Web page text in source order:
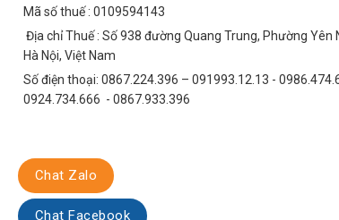
người tham gia giao thông.
5.2. Khu Công Nghiệp và Khu Chế Xuất
Với độ bền cao và khả năng hoạt động ổn định trong
sáng các khu công nghiệp, khu chế xuất.
Đèn M3 SMD 200W mang lại ánh sáng chất lượng
5.4. Bãi Đỗ Xe và Sân Vận Động
Mã số thuế : 0109594143
Địa chỉ Thuế : Số 938 đường Quang Trung, Phường Yên
Hà Nội, Việt Nam
Số điện thoại: 0867.224.396 – 091993.12.13 -
0924.734.666 - 0867.933.396
Chat Zalo
Chat Facebook